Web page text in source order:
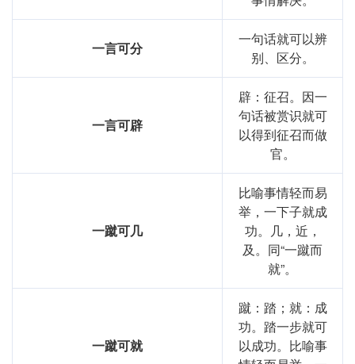
一言可分
一句话就可以辨
别、区分。
一言可辟
辟：征召。因一
句话被赏识就可
以得到征召而做
官。
一蹴可几
比喻事情轻而易
举，一下子就成
功。几，近，
及。同“一蹴而
就”。
一蹴可就
蹴：踏；就：成
功。踏一步就可
以成功。比喻事